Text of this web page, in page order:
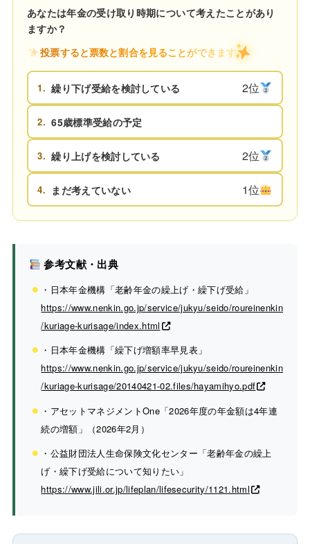
あなたは年金の受け取り時期について考えたことがあり
ますか？
投票すると票数と割合を見ることができます
1. 繰り下げ受給を検討している 2位
2. 65歳標準受給の予定
3. 繰り上げを検討している 2位
4. まだ考えていない 1位
参考文献・出典
・日本年金機構「老齢年金の繰上げ・繰下げ受給」
https://www.nenkin.go.jp/service/jukyu/seido/roureinenkin
/kuriage-kurisage/index.html
・日本年金機構「繰下げ増額率早見表」
https://www.nenkin.go.jp/service/jukyu/seido/roureinenkin
/kuriage-kurisage/20140421-02.files/hayamihyo.pdf
・アセットマネジメントOne「2026年度の年金額は4年連
続の増額」（2026年2月）
・公益財団法人生命保険文化センター「老齢年金の繰上
げ・繰下げ受給について知りたい」
https://www.jili.or.jp/lifeplan/lifesecurity/1121.html